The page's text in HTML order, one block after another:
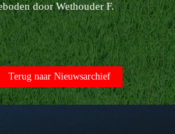
door Wethouder F.
Terug naar Nieuwsarchief